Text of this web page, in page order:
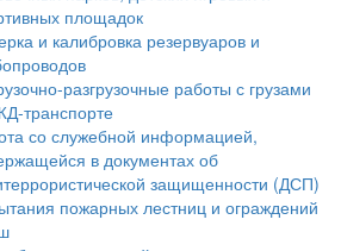
площадок
и калибровка резервуаров и
разгрузочные работы с грузами
транспорте
со служебной информацией,
в документах об
защищенности (ДСП)
пожарных лестниц и ограждений